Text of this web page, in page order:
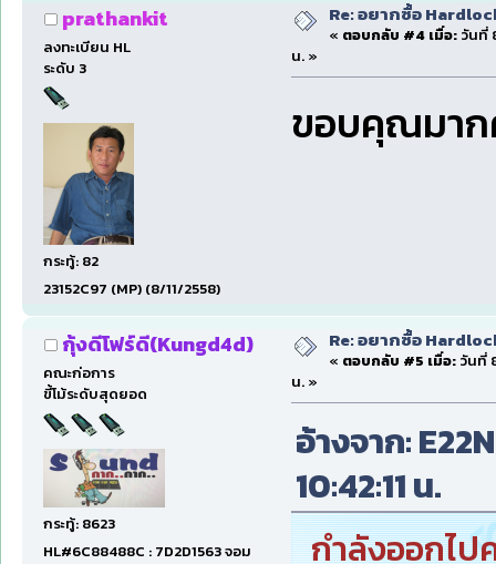
prathankit
ลงทะเบียน HL
ระดับ 3
กระทู้: 82
23152C97 (MP) (8/11/2558)
Re: อยากซื้อ
« ตอบกลับ #4 เมื่อ:วันที่
น. »
ขอบคุณมา
กุ้งดีโฟร์ดี(Kungd4d)
คณะก่อการ
ขี้โม้ระดับสุดยอด
กระทู้: 8623
HL#6C88488C : 7D2D1563 จอม
Re: อยากซื้อ
« ตอบกลับ #5 เมื่อ:วันที่
น. »
อ้างจาก:
10:42:11 น.
กำลังออกไป